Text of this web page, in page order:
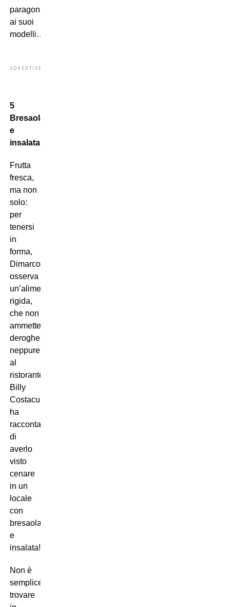
paragona
ai suoi
modelli…
ADVERTISEMENT
5
Bresaola
e
insalata
Frutta
fresca,
ma non
solo:
per
tenersi
in
forma,
Dimarco
osserva
un’alimentazione
rigida,
che non
ammette
deroghe
neppure
al
ristorante…
Billy
Costacurta
ha
raccontato
di
averlo
visto
cenare
in un
locale
con
bresaola
e
insalata!
Non è
semplice
trovare